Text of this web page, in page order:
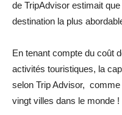
de TripAdvisor estimait
destination la plus
En tenant compte du coût
activités touristiques, la
selon Trip Advisor,
vingt villes dans le monde !